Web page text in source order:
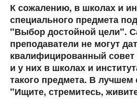
К сожалению, в школах и
специального предмета
"Выбор достойной цели".
преподаватели не могут
квалифицированный
и у них в школах и
такого предмета. В лучшем
"Ищите, стремитесь,